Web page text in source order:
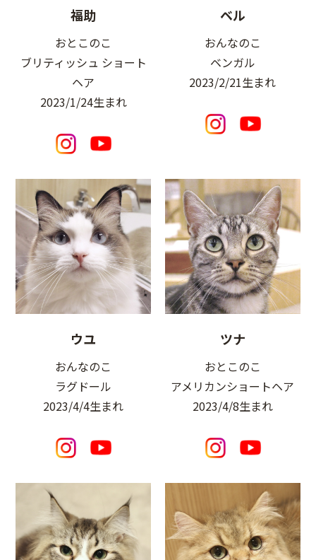
福助
おとこのこ
ブリティッシュ ショート
ヘア
2023/1/24生まれ
ベル
おんなのこ
ベンガル
2023/2/21生まれ
ウユ
おんなのこ
ラグドール
2023/4/4生まれ
ツナ
おとこのこ
アメリカンショートヘア
2023/4/8生まれ